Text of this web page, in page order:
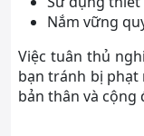
Nắm vững
Việc tuân thủ
bạn tránh bị phạt
bản thân và